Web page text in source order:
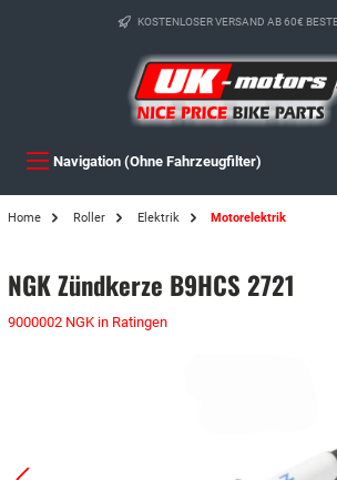
KOSTENLOSER VERSAND AB 60€
Navigation (Ohne Fahrzeugfilter)
Home Roller Elektrik Motorelektrik
NGK Zündkerze B9HCS 2721
9000002 NGK in Ratingen